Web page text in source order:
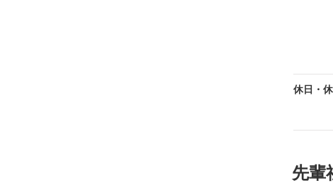
休日・
先輩